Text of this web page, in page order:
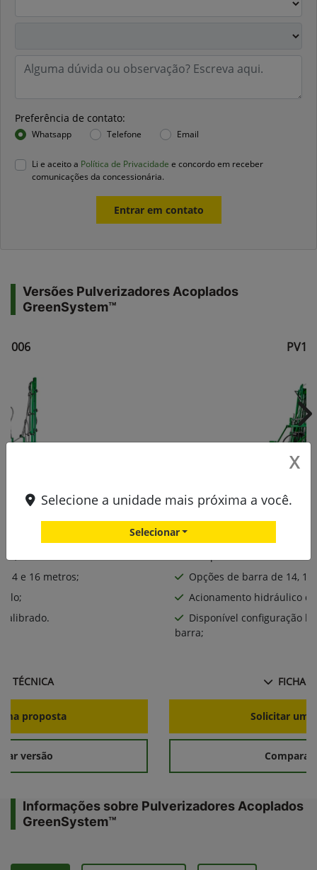
Preferência de contato:
Whatsapp Telefone Email
Li e aceito a Política de Privacidade e concordo em receber
comunicações da concessionária.
Entrar em contato
Versões Pulverizadores Acoplados
GreenSystem™
L;
14 e 16 metros;
TÉCNICA
proposta
versão
Tanque de calda de 800 L;
Opções de barra de 14,
Acionamento hidráulico
Disponível configuração
barra;
FICHA
Solicitar
Comparar
Informações sobre Pulverizadores Acoplados
GreenSystem™
X
Selecione a unidade mais próxima a você.
Selecionar